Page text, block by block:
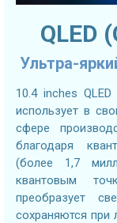
QLED
Ультра-
10.4 inches
использует в
сфере
благодаря
(более 1,7
квантовым
преобразует
сохраняются